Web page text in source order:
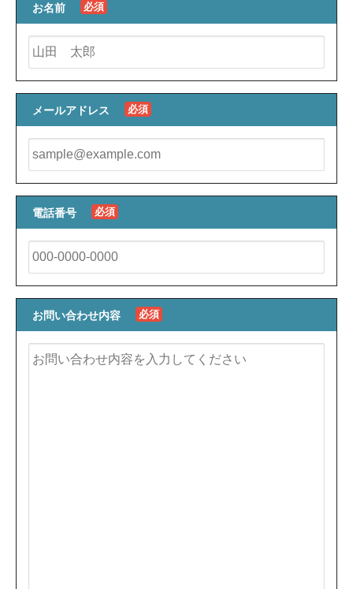
お名前 必須
メールアドレス 必須
電話番号 必須
お問い合わせ内容 必須